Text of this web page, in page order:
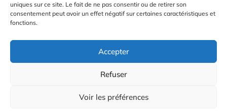
uniques sur ce site. Le fait de ne pas consentir ou de retirer son
consentement peut avoir un effet négatif sur certaines caractéristiques et
fonctions.
Accepter
Refuser
Voir les préférences
© 2026 Radio Calade